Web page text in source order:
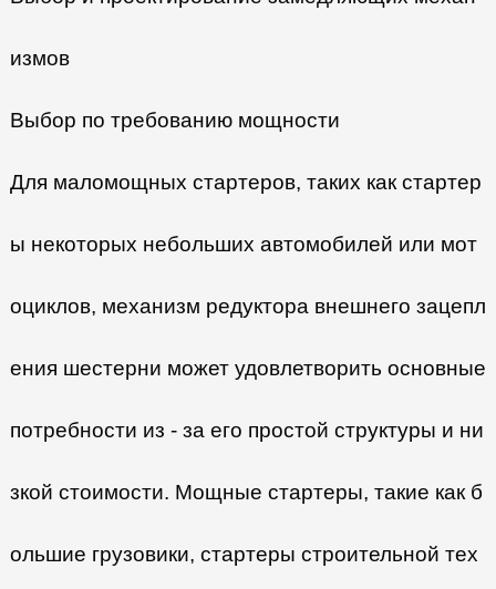
измов
Выбор по требованию мощности
Для маломощных стартеров, таких как стартер
ы некоторых небольших автомобилей или мот
оциклов, механизм редуктора внешнего зацепл
ения шестерни может удовлетворить основные
потребности из - за его простой структуры и ни
зкой стоимости. Мощные стартеры, такие как б
ольшие грузовики, стартеры строительной тех